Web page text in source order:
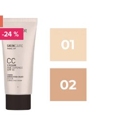
-24 %